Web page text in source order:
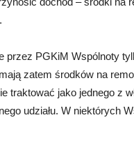
przez PGKiM Wspólnoty
zatem środków na
traktować jako jednego z
udziału. W niektórych